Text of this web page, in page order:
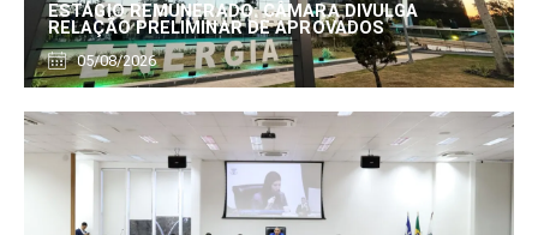
ESTÁGIO REMUNERADO: CÂMARA DIVULGA
RELAÇÃO PRELIMINAR DE APROVADOS
05/08/2026